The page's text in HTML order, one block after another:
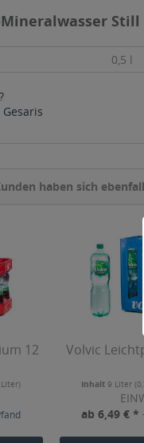
Still
0,5 l
haben sich
12
Volvic
Inhalt9 Liter
ab 6,49 € *